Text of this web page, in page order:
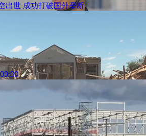
出世 成功打破国外垄断